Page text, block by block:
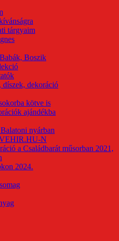
tárgyaim
Boszik
dekoráció
kötve is
ajándékba
nyárban
N
a Családbarát műsorban 2021,
2024.